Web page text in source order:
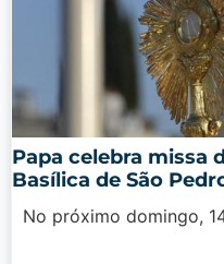
Papa celebra missa
Basílica de São
No próximo domingo,